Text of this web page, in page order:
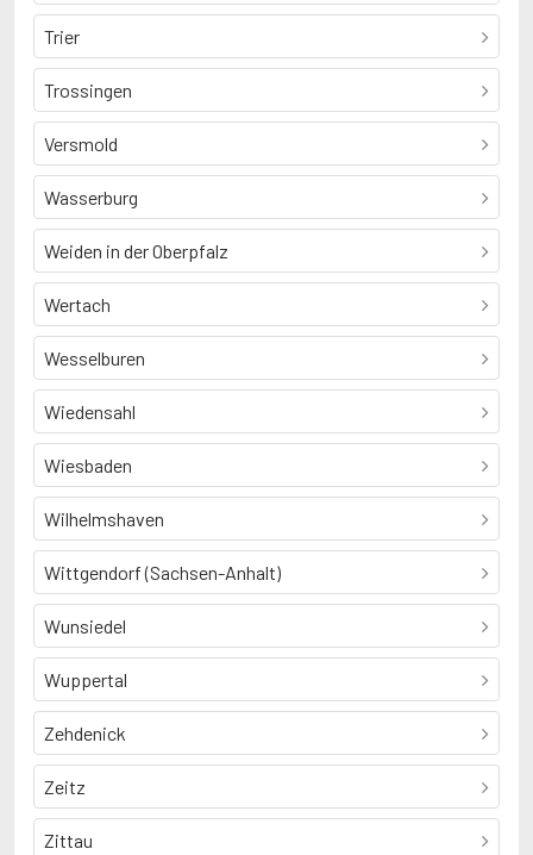
Trier
Trossingen
Versmold
Wasserburg
Weiden in der Oberpfalz
Wertach
Wesselburen
Wiedensahl
Wiesbaden
Wilhelmshaven
Wittgendorf (Sachsen-Anhalt)
Wunsiedel
Wuppertal
Zehdenick
Zeitz
Zittau